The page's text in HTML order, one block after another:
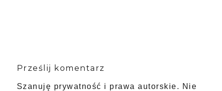
Prześlij komentarz
Szanuję prywatność i prawa autorskie. Nie